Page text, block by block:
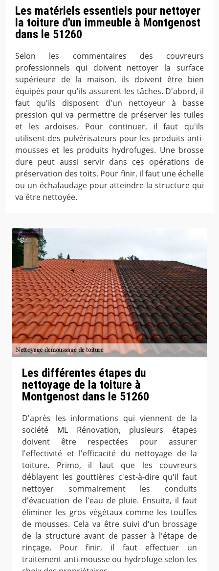
Les matériels essentiels pour nettoyer
la toiture d'un immeuble à Montgenost
dans le 51260
Selon les commentaires des couvreurs
professionnels qui doivent nettoyer la surface
supérieure de la maison, ils doivent être bien
équipés pour qu'ils assurent les tâches. D'abord, il
faut qu'ils disposent d'un nettoyeur à basse
pression qui va permettre de préserver les tuiles
et les ardoises. Pour continuer, il faut qu'ils
utilisent des pulvérisateurs pour les produits anti-
mousses et les produits hydrofuges. Une brosse
dure peut aussi servir dans ces opérations de
préservation des toits. Pour finir, il faut une échelle
ou un échafaudage pour atteindre la structure qui
va être nettoyée.
Les différentes étapes du
nettoyage de la toiture à
Montgenost dans le 51260
D'après les informations qui viennent de la
société ML Rénovation, plusieurs étapes
doivent être respectées pour assurer
l'effectivité et l'efficacité du nettoyage de la
toiture. Primo, il faut que les couvreurs
déblayent les gouttières c'est-à-dire qu'il faut
nettoyer sommairement les conduits
d'évacuation de l'eau de pluie. Ensuite, il faut
éliminer les gros végétaux comme les touffes
de mousses. Cela va être suivi d'un brossage
de la structure avant de passer à l'étape de
rinçage. Pour finir, il faut effectuer un
traitement anti-mousse ou hydrofuge selon les